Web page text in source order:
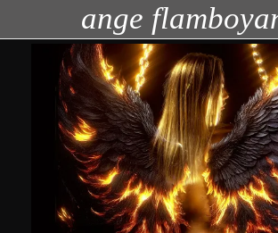
menu
mobile
menu
mobile
ange